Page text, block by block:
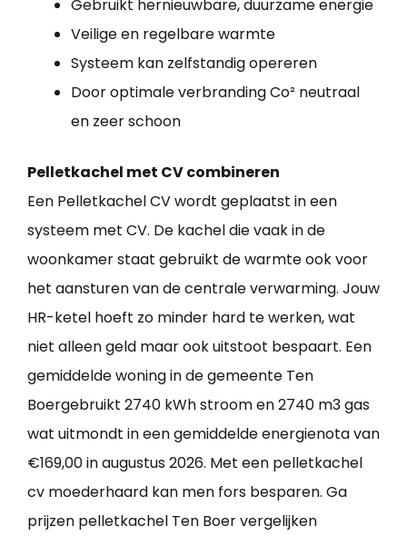
Gebruikt hernieuwbare, duurzame energie
Veilige en regelbare warmte
Systeem kan zelfstandig opereren
Door optimale verbranding Co² neutraal
en zeer schoon
Pelletkachel met CV combineren
Een Pelletkachel CV wordt geplaatst in een
systeem met CV. De kachel die vaak in de
woonkamer staat gebruikt de warmte ook voor
het aansturen van de centrale verwarming. Jouw
HR-ketel hoeft zo minder hard te werken, wat
niet alleen geld maar ook uitstoot bespaart. Een
gemiddelde woning in de gemeente Ten
Boergebruikt 2740 kWh stroom en 2740 m3 gas
wat uitmondt in een gemiddelde energienota van
€169,00 in augustus 2026. Met een pelletkachel
cv moederhaard kan men fors besparen. Ga
prijzen pelletkachel Ten Boer vergelijken